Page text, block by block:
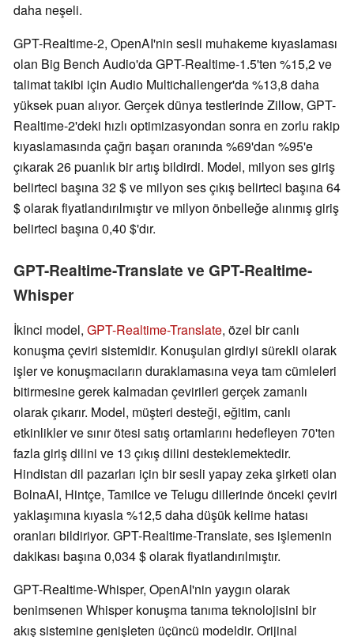
daha neşeli.
GPT-Realtime-2, OpenAI'nin sesli muhakeme kıyaslaması
olan Big Bench Audio'da GPT-Realtime-1.5'ten %15,2 ve
talimat takibi için Audio Multichallenger'da %13,8 daha
yüksek puan alıyor. Gerçek dünya testlerinde Zillow, GPT-
Realtime-2'deki hızlı optimizasyondan sonra en zorlu rakip
kıyaslamasında çağrı başarı oranında %69'dan %95'e
çıkarak 26 puanlık bir artış bildirdi. Model, milyon ses giriş
belirteci başına 32 $ ve milyon ses çıkış belirteci başına 64
$ olarak fiyatlandırılmıştır ve milyon önbelleğe alınmış giriş
belirteci başına 0,40 $'dır.
GPT-Realtime-Translate ve GPT-Realtime-
Whisper
İkinci model, GPT-Realtime-Translate, özel bir canlı
konuşma çeviri sistemidir. Konuşulan girdiyi sürekli olarak
işler ve konuşmacıların duraklamasına veya tam cümleleri
bitirmesine gerek kalmadan çevirileri gerçek zamanlı
olarak çıkarır. Model, müşteri desteği, eğitim, canlı
etkinlikler ve sınır ötesi satış ortamlarını hedefleyen 70'ten
fazla giriş dilini ve 13 çıkış dilini desteklemektedir.
Hindistan dil pazarları için bir sesli yapay zeka şirketi olan
BolnaAI, Hintçe, Tamilce ve Telugu dillerinde önceki çeviri
yaklaşımına kıyasla %12,5 daha düşük kelime hatası
oranları bildiriyor. GPT-Realtime-Translate, ses işlemenin
dakikası başına 0,034 $ olarak fiyatlandırılmıştır.
GPT-Realtime-Whisper, OpenAI'nin yaygın olarak
benimsenen Whisper konuşma tanıma teknolojisini bir
akış sistemine genişleten üçüncü modeldir. Orijinal